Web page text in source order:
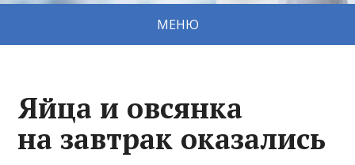
МЕНЮ
Яйца и овсянка
на завтрак оказались